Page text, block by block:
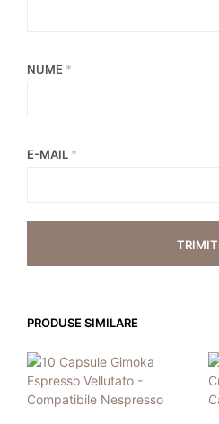
NUME *
E-MAIL *
PRODUSE SIMILARE